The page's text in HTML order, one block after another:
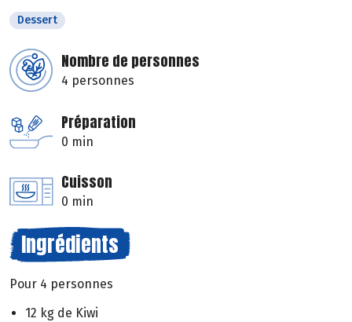
Dessert
Nombre de personnes
4 personnes
Préparation
0 min
Cuisson
0 min
Ingrédients
Pour 4 personnes
12 kg de Kiwi